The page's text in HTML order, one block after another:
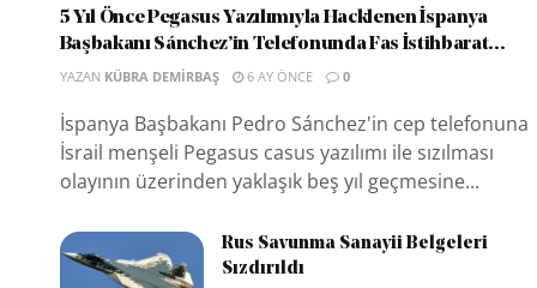
5 Yıl Önce Pegasus Yazılımıyla Hacklenen İspanya
Başbakanı Sánchez’in Telefonunda Fas İstihbarat...
YAZAN KÜBRA DEMIRBAŞ 6 AY ÖNCE 0
İspanya Başbakanı Pedro Sánchez'in cep telefonuna
İsrail menşeli Pegasus casus yazılımı ile sızılması
olayının üzerinden yaklaşık beş yıl geçmesine...
Rus Savunma Sanayii Belgeleri
Sızdırıldı